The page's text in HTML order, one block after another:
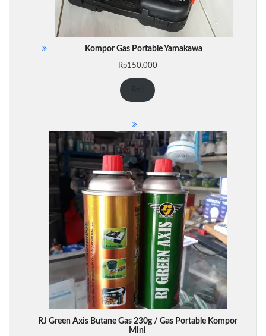
Kompor Gas Portable Yamakawa
Rp150.000
Beli
RJ Green Axis Butane Gas 230g / Gas Portable Kompor
Mini